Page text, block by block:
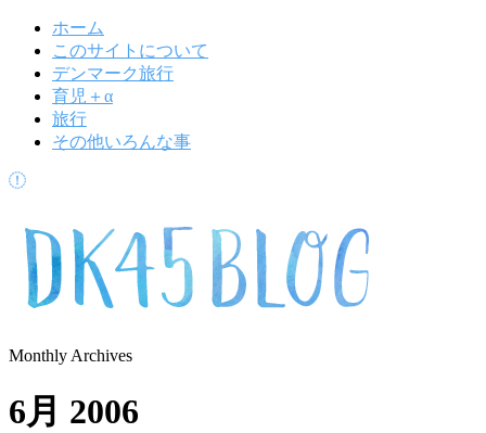
ホーム
このサイトについて
デンマーク旅行
育児＋α
旅行
その他いろんな事
Monthly Archives
6月 2006